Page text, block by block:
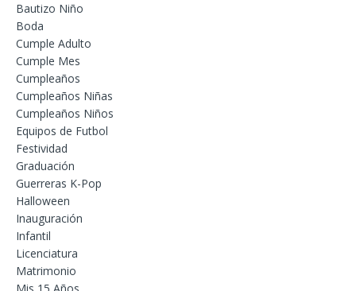
Bautizo Niño
Boda
Cumple Adulto
Cumple Mes
Cumpleaños
Cumpleaños Niñas
Cumpleaños Niños
Equipos de Futbol
Festividad
Graduación
Guerreras K-Pop
Halloween
Inauguración
Infantil
Licenciatura
Matrimonio